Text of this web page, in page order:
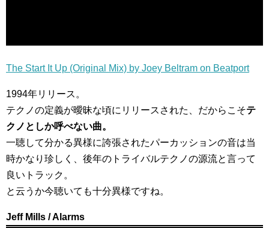
The Start It Up (Original Mix) by Joey Beltram on Beatport
1994年リリース。
テクノの定義が曖昧な頃にリリースされた、だからこそテ
クノとしか呼べない曲。
一聴して分かる異様に誇張されたパーカッションの音は当
時かなり珍しく、後年のトライバルテクノの源流と言って
良いトラック。
と云うか今聴いても十分異様ですね。
Jeff Mills / Alarms